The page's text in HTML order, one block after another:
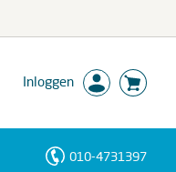
Inloggen
010-4731397